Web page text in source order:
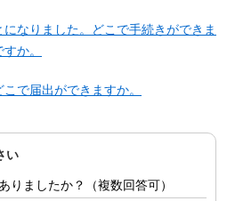
なりました。どこで手続きができま
か。
で届出ができますか。
い
りましたか？（複数回答可）